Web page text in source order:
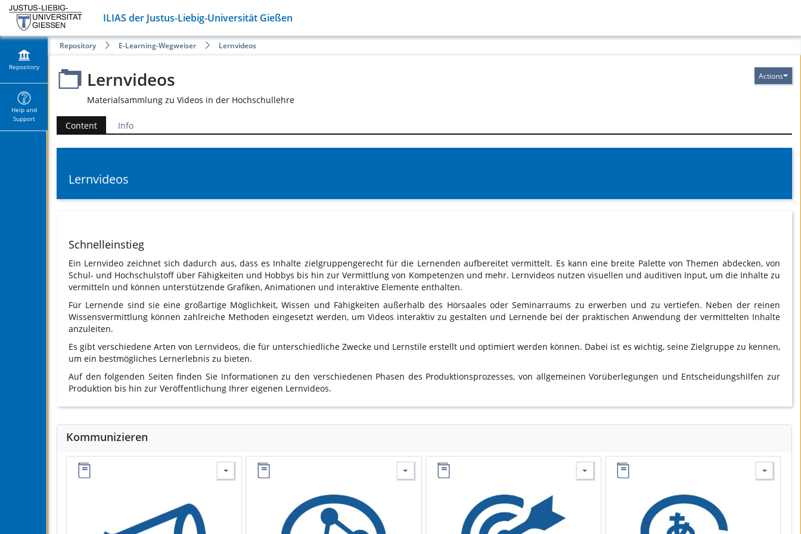
ILIAS der Justus-Liebig-Universität Gießen
Repository
Help and
Support
Repository E-Learning-Wegweiser Lernvideos
Actions
Lernvideos
Materialsammlung zu Videos in der Hochschullehre
Content Info
Lernvideos
Schnelleinstieg
Ein Lernvideo zeichnet sich dadurch aus, dass es Inhalte zielgruppengerecht für die Lernenden aufbereitet vermittelt. Es kann eine breite Palette von Themen abdecken, von
Schul- und Hochschulstoff über Fähigkeiten und Hobbys bis hin zur Vermittlung von Kompetenzen und mehr. Lernvideos nutzen visuellen und auditiven Input, um die Inhalte zu
vermitteln und können unterstützende Grafiken, Animationen und interaktive Elemente enthalten.
Für Lernende sind sie eine großartige Möglichkeit, Wissen und Fähigkeiten außerhalb des Hörsaales oder Seminarraums zu erwerben und zu vertiefen. Neben der reinen
Wissensvermittlung können zahlreiche Methoden eingesetzt werden, um Videos interaktiv zu gestalten und Lernende bei der praktischen Anwendung der vermittelten Inhalte
anzuleiten.
Es gibt verschiedene Arten von Lernvideos, die für unterschiedliche Zwecke und Lernstile erstellt und optimiert werden können. Dabei ist es wichtig, seine Zielgruppe zu kennen,
um ein bestmögliches Lernerlebnis zu bieten.
Auf den folgenden Seiten finden Sie Informationen zu den verschiedenen Phasen des Produktionsprozesses, von allgemeinen Vorüberlegungen und Entscheidungshilfen zur
Produktion bis hin zur Veröffentlichung Ihrer eigenen Lernvideos.
Kommunizieren